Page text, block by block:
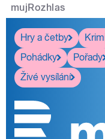
mujRozhlas
Hry a četby
Pohádky
Pořady
Živé vysílání